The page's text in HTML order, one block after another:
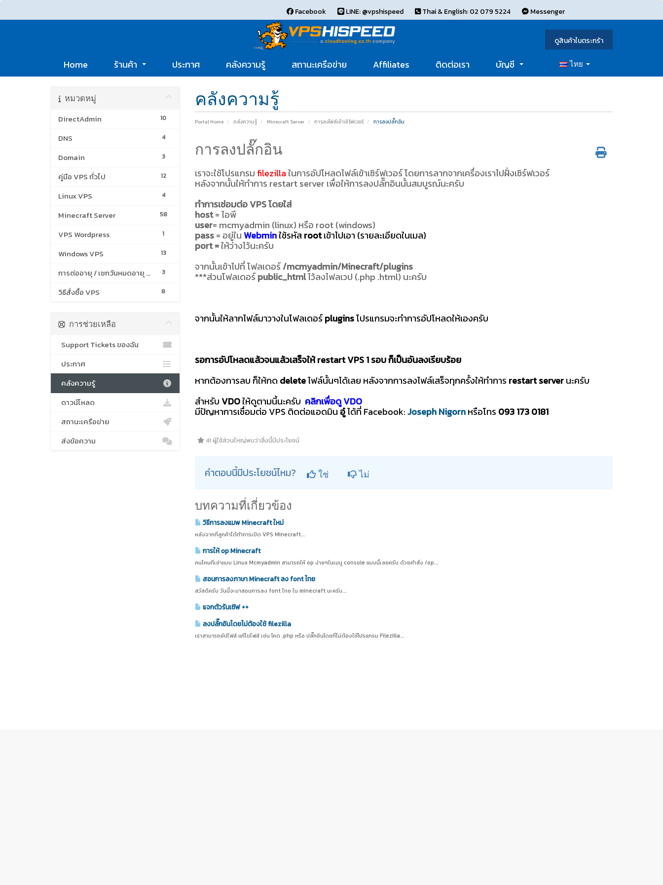
Facebook LINE: @vpshispeed Thai & English: 02 079 5224 Messenger
ดูสินค้าในตระกร้า
Home ร้านค้า ประกาศ คลังความรู้ สถานะเครือข่าย Affiliates ติดต่อเรา บัญชี ไทย
คลังความรู้
Portal Home คลังความรู้ Minecraft Server การลงไฟล์เข้าเซิร์ฟเวอร์ การลงปลั๊กอิน
หมวดหมู่
10
DirectAdmin
4
DNS
3
Domain
12
คู่มือ VPS ทั่วไป
4
Linux VPS
58
Minecraft Server
1
VPS Wordpress
13
Windows VPS
3
การต่ออายุ / เชกวันหมดอายุ VPS
8
วิธีสั่งซื้อ VPS
การลงปลั๊กอิน
เราจะใช้โปรแกรม filezillaในการอัปโหลดไฟล์เข้าเซิร์ฟเวอร์ โดยการลากจากเครื่องเราไปฝั่งเซิร์ฟเวอร์
หลังจากนั้นให้ทำการ restart server เพื่อให้การลงปลั๊กอินนั้นสมบูรณ์นะครับ
ทำการเช่อมต่อ VPS โดยใส่
host= ไอพี
user= mcmyadmin (linux) หรือ root (windows)
pass= อยู่ใน Webminใช้รหัส rootเข้าไปเอา (รายละเอียดในเมล)
port =ให้ว่างไว้นะครับ
จากนั้นเข้าไปที่ โฟลเดอร์/mcmyadmin/Minecraft/plugins
***ส่วนโฟลเดอร์public_htmlไว้ลงไฟลเวป (.php .html) นะครับ
จากนั้นให้ลากไฟล์มาวางในโฟลเดอร์pluginsโปรแกรมจะทำการอัปโหลดให้เองครับ
รอการอัปโหลดแล้วจนแล้วเสร็จให้ restart VPS 1 รอบก็เป็นอันลงเรียบร้อย
หากต้องการลบ ก็ให้กด deleteไฟล์นั้นๆได้เลย หลังจากการลงไฟล์เสร็จทุกครั้งให้ทำการ restart serverนะครับ
สำหรับVDOให้ดูตามนี้นะครับ คลิกเพื่อดู VDO
มีปัญหาการเชื่อมต่อ VPS ติดต่อแอดมินอู๋ได้ที่ Facebook:Joseph Nigornหรือโทร 093 173 0181
41 ผู้ใช้ส่วนใหญ่พบว่าสิ่งนี้มีประโยชน์
คำตอบนี้มีประโยชน์ไหม? ใช่ ไม่
บทความที่เกี่ยวข้อง
วิธีการลงแมพ Minecraft ใหม่
หลังจากที่ลูกค้าได้ทำการเปิด VPS Minecraft...
การให้ op Minecraft
คนไหนที่เช่าแบบ Linux Mcmyadmin สามารถให้ op ง่ายๆในเมนู console แบบนี้เลยครับ ด้วยคำสั่ง /op...
สอนการลงภาษา Minecraft ลง font ไทย
สวัสดีครับ วันนี้จะมาสอนการลง font ไทย ใน minecraft นะครับ...
แจกตัวรันเซิฟ ++
ลงปลั๊กอินโดยไม่ต้องใช้ filezilla
เราสามารถอัปไฟล์ แก้ไขไฟล์ เช่น โคด .php หรือ ปลั๊กอินโดยที่ไม่ต้องใช้โปรแกรม Filezilla...
การช่วยเหลือ
Support Tickets ของฉัน
ประกาศ
คลังความรู้
ดาวน์โหลด
สถานะเครือข่าย
ส่งข้อความ